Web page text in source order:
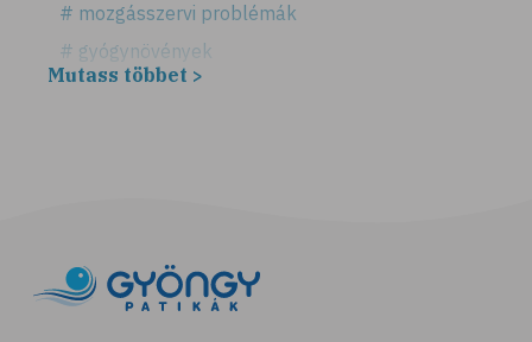
# mozgásszervi problémák
# gyógynövények
# hátfájás
# kardioedzés
Mutass többet >